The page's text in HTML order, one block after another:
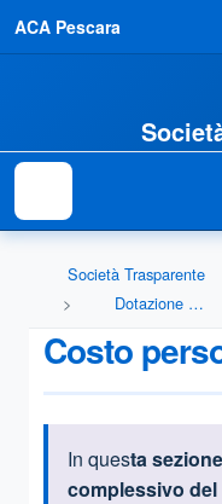
ACA Pescara
Società Trasparente
Dotazione organica
Costo
In questa
complessivo